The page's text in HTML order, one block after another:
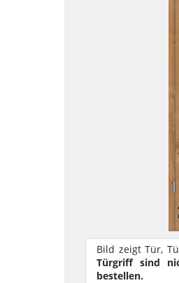
Bild zeigt Tür,
Türgriff sind
bestellen.